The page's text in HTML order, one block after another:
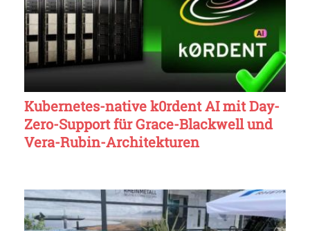
Kubernetes-native k0rdent AI mit Day-
Zero-Support für Grace-Blackwell und
Vera-Rubin-Architekturen